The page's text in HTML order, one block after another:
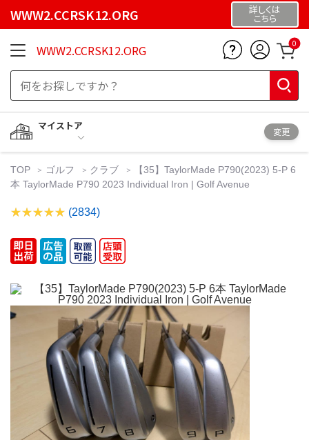
WWW2.CCRSK12.ORG 詳しくは
こちら
WWW2.CCRSK12.ORG 0
マイストア
変更
TOP ゴルフ クラブ
【35】TaylorMade P790(2023) 5-P 6
本 TaylorMade P790 2023 Individual Iron | Golf Avenue
(2834)